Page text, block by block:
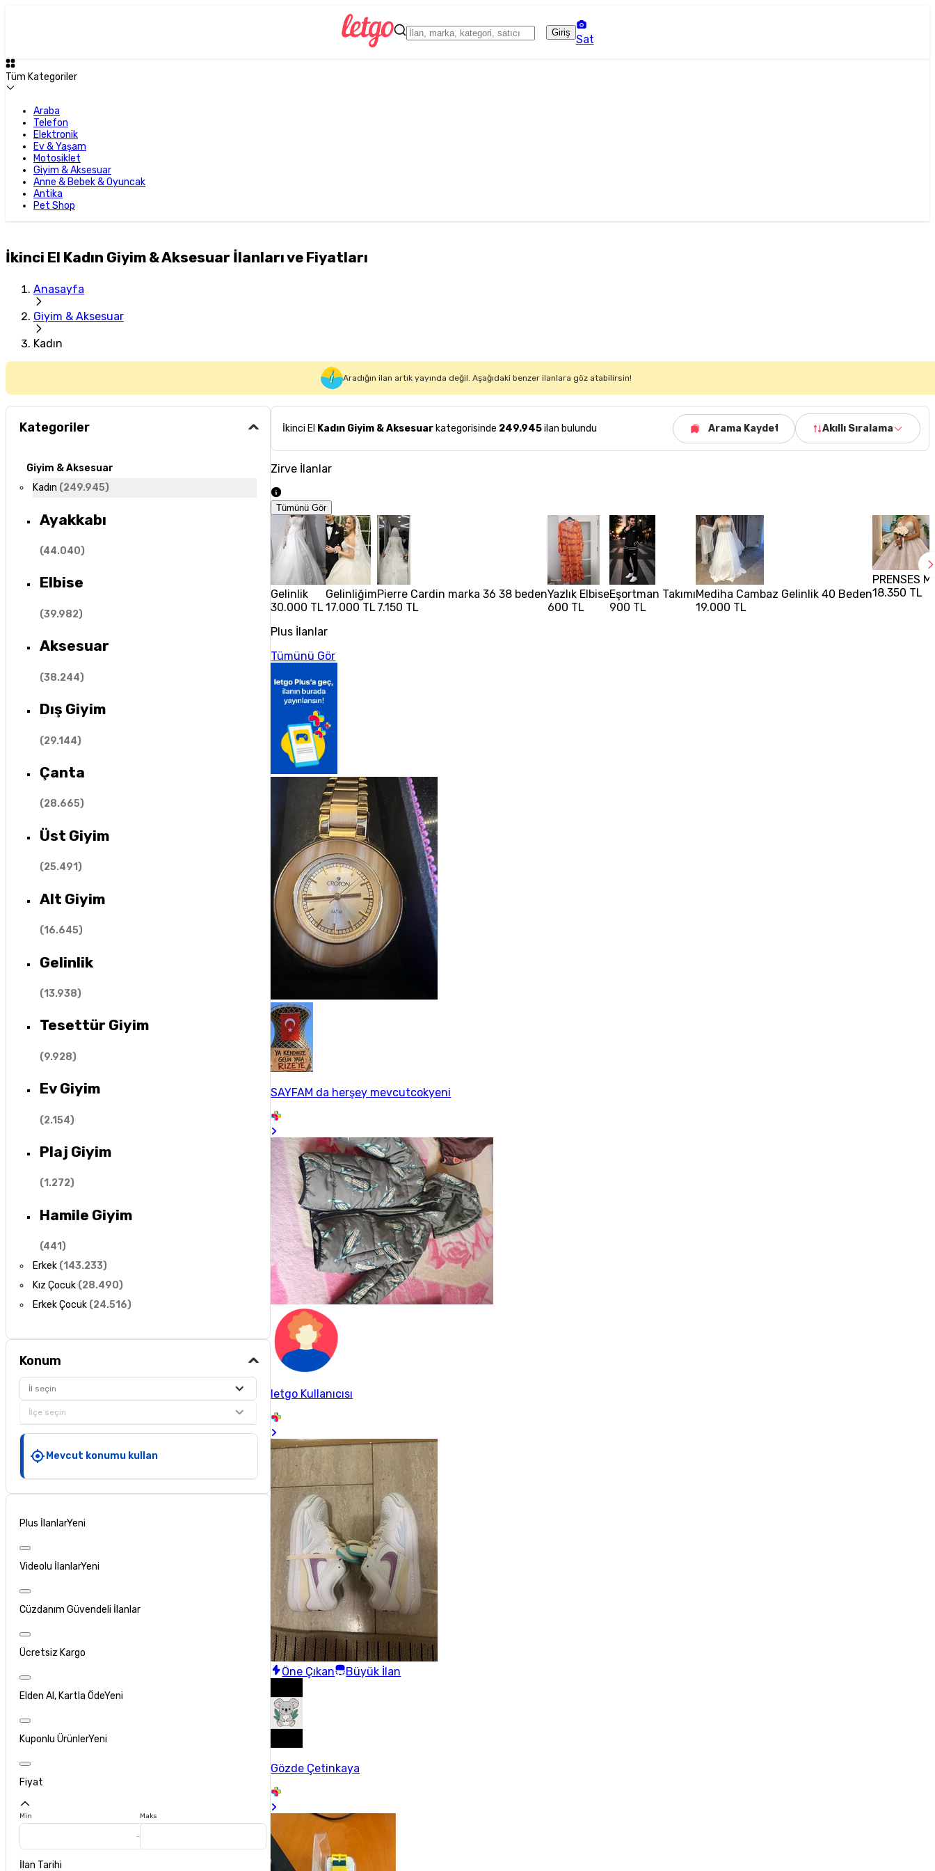
Giriş
Sat
Tüm Kategoriler
Araba
Telefon
Elektronik
Ev & Yaşam
Motosiklet
Giyim & Aksesuar
Anne & Bebek & Oyuncak
Antika
Pet Shop
İkinci El Kadın Giyim & Aksesuar İlanları ve Fiyatları
Anasayfa
Giyim & Aksesuar
Kadın
Aradığın ilan artık yayında değil. Aşağıdaki benzer ilanlara göz atabilirsin!
Kategoriler
Giyim & Aksesuar
Kadın (249.945)
Ayakkabı
(44.040)
Elbise
(39.982)
Aksesuar
(38.244)
Dış Giyim
(29.144)
Çanta
(28.665)
Üst Giyim
(25.491)
Alt Giyim
(16.645)
Gelinlik
(13.938)
Tesettür Giyim
(9.928)
Ev Giyim
(2.154)
Plaj Giyim
(1.272)
Hamile Giyim
(441)
Erkek (143.233)
Kız Çocuk (28.490)
Erkek Çocuk (24.516)
Konum
İl seçin
İlçe seçin
Mevcut konumu kullan
Plus İlanlarYeni
Videolu İlanlarYeni
Cüzdanım Güvendeli İlanlar
Ücretsiz Kargo
Elden Al, Kartla ÖdeYeni
Kuponlu ÜrünlerYeni
Fiyat
Min Maks
İlan Tarihi
İkinci El Kadın Giyim & Aksesuar kategorisinde 249.945ilan bulundu Arama Kaydet Akıllı Sıralama
Zirve İlanlar
Tümünü Gör
Gelinlik
30.000 TL
Gelinliğim
17.000 TL
Pierre Cardin marka 36 38 beden
7.150 TL
Yazlık Elbise
600 TL
Eşortman Takımı
900 TL
Mediha Cambaz Gelinlik 40 Beden
19.000 TL
PRENSES
18.350 TL
Plus İlanlar
Tümünü Gör
SAYFAM da herşey mevcutcokyeni
letgo Kullanıcısı
Öne Çıkan Büyük İlan
Gözde Çetinkaya